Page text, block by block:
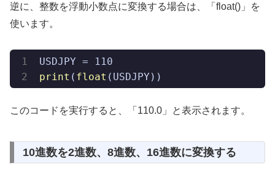
逆に、整数を浮動小数点に変換する場合は、「float()」を
使います。
print ( float (USDJPY))
このコードを実行すると、「110.0」と表示されます。
10進数を2進数、8進数、16進数に変換する